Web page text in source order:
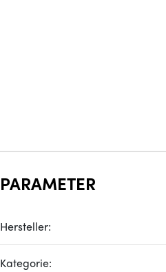
PARAMETER
Hersteller:
Kategorie: